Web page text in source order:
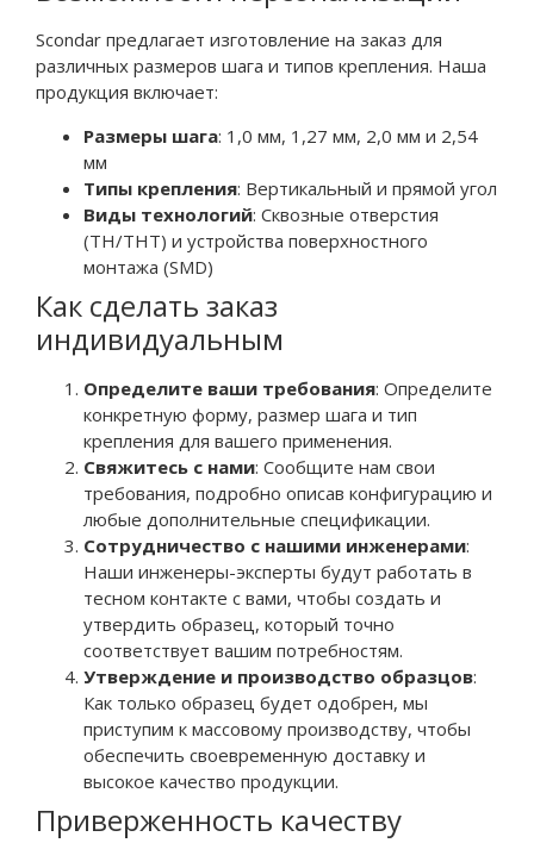
Scondar предлагает изготовление на заказ для
различных размеров шага и типов крепления. Наша
продукция включает:
Размеры шага: 1,0 мм, 1,27 мм, 2,0 мм и 2,54
мм
Типы крепления: Вертикальный и прямой угол
Виды технологий: Сквозные отверстия
(TH/THT) и устройства поверхностного
монтажа (SMD)
Как сделать заказ
индивидуальным
Определите ваши требования: Определите
конкретную форму, размер шага и тип
крепления для вашего применения.
Свяжитесь с нами: Сообщите нам свои
требования, подробно описав конфигурацию и
любые дополнительные спецификации.
Сотрудничество с нашими инженерами:
Наши инженеры-эксперты будут работать в
тесном контакте с вами, чтобы создать и
утвердить образец, который точно
соответствует вашим потребностям.
Утверждение и производство образцов:
Как только образец будет одобрен, мы
приступим к массовому производству, чтобы
обеспечить своевременную доставку и
высокое качество продукции.
Приверженность качеству